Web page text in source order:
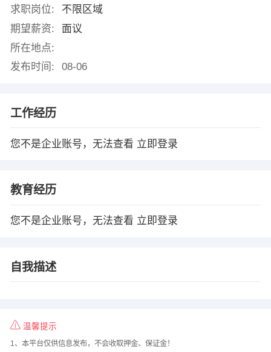
求职岗位:
不限区域
期望薪资:
面议
所在地点:
发布时间:
08-06
工作经历
您不是企业账号，无法查看 立即登录
教育经历
您不是企业账号，无法查看 立即登录
自我描述
温馨提示
1、本平台仅供信息发布，不会收取押金、保证金！